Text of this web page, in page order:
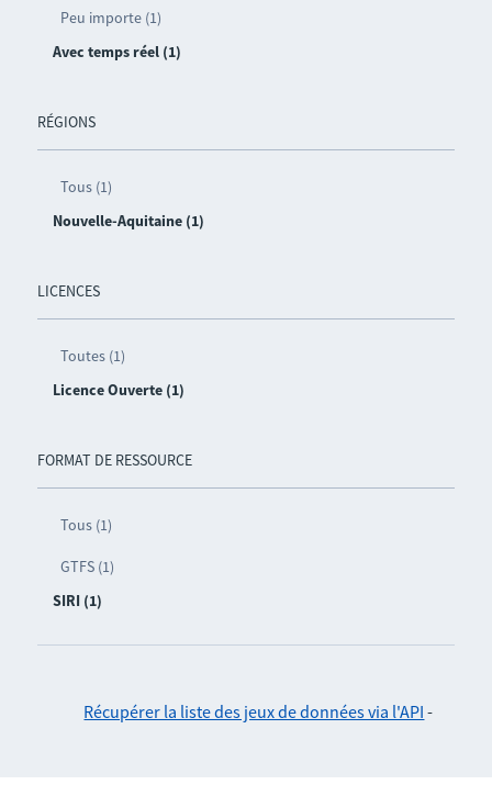
Peu importe (1)
Avec temps réel (1)
RÉGIONS
Tous (1)
Nouvelle-Aquitaine (1)
LICENCES
Toutes (1)
Licence Ouverte (1)
FORMAT DE RESSOURCE
Tous (1)
GTFS (1)
SIRI (1)
Récupérer la liste des jeux de données via l'API -